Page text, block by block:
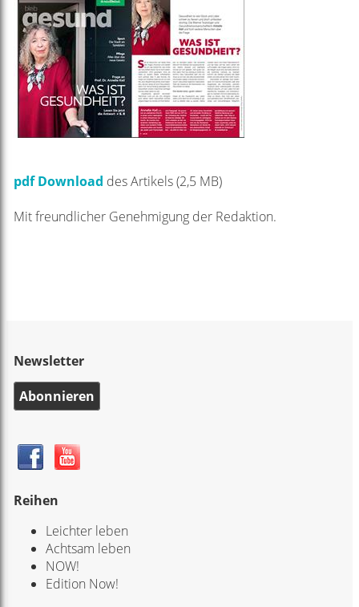
pdf Download des Artikels (2,5 MB)
Mit freundlicher Genehmigung der Redaktion.
Newsletter
Abonnieren
Reihen
Leichter leben
Achtsam leben
NOW!
Edition Now!